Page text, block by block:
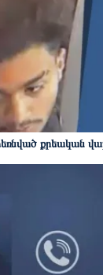
քրեական